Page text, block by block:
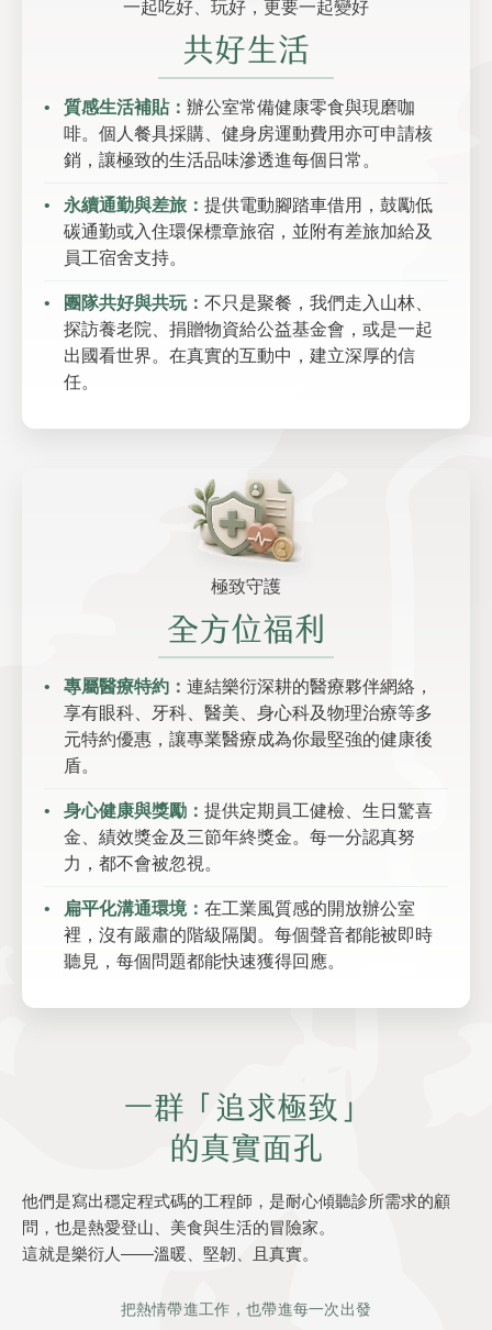
一起吃好、玩好，更要一起變好
共好生活
質感生活補貼： 辦公室常備健康零食與現磨咖
啡。個人餐具採購、健身房運動費用亦可申請核
銷，讓極致的生活品味滲透進每個日常。
永續通勤與差旅： 提供電動腳踏車借用，鼓勵低
碳通勤或入住環保標章旅宿，並附有差旅加給及
員工宿舍支持。
團隊共好與共玩： 不只是聚餐，我們走入山林、
探訪養老院、捐贈物資給公益基金會，或是一起
出國看世界。在真實的互動中，建立深厚的信
任。
極致守護
全方位福利
專屬醫療特約： 連結樂衍深耕的醫療夥伴網絡，
享有眼科、牙科、醫美、身心科及物理治療等多
元特約優惠，讓專業醫療成為你最堅強的健康後
盾。
身心健康與獎勵： 提供定期員工健檢、生日驚喜
金、績效獎金及三節年終獎金。每一分認真努
力，都不會被忽視。
扁平化溝通環境： 在工業風質感的開放辦公室
裡，沒有嚴肅的階級隔閡。每個聲音都能被即時
聽見，每個問題都能快速獲得回應。
一群「追求極致」
的真實面孔
他們是寫出穩定程式碼的工程師，是耐心傾聽診所需求的顧
問，也是熱愛登山、美食與生活的冒險家。
這就是樂衍人——溫暖、堅韌、且真實。
把熱情帶進工作，也帶進每一次出發